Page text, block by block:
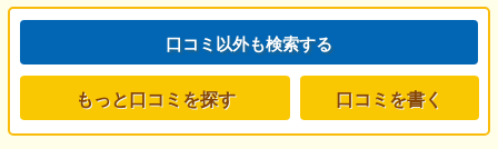
口コミ以外も検索する
もっと口コミを探す 口コミを書く